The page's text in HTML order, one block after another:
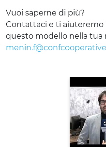
Vuoi saperne di più?
Contattaci e ti aiuteremo
questo modello nella tua